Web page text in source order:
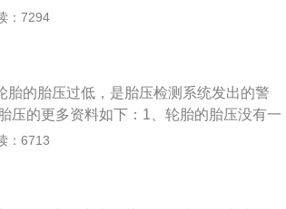
全压差表示，实质上反映了流体经过除尘
失。沿程压力损失：指液体在直管中流动
。
：7294
的胎压过低，是胎压检测系统发出的警
压的更多资料如下：1、轮胎的胎压没有一
缩短轮胎的使用寿命。2、胎压过低会使
压过高会使轮胎帘线受到过度的伸张变形，
的负荷增大。
：6713